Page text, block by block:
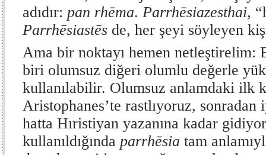
adıdır: pan rhēma. Parrhēsiazesthai,
Parrhēsiastēs de, her şeyi söyleyen
Ama bir noktayı hemen netleştirelim:
biri olumsuz diğeri olumlu değerle
kullanılabilir. Olumsuz anlamdaki ilk
Aristophanes’te rastlıyoruz, sonradan
hatta Hıristiyan yazanına kadar
kullanıldığında parrhēsia tam